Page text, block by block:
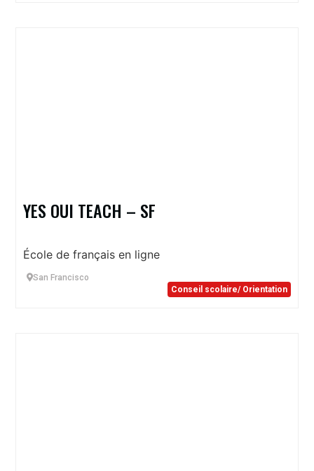
YES OUI TEACH – SF
École de français en ligne
San Francisco
Conseil scolaire/ Orientation